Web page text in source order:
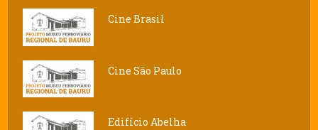
Cine Brasil
Cine São Paulo
Edifício Abelha